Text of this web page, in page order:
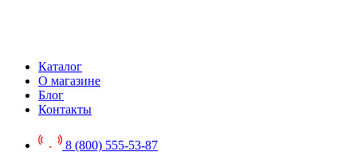
Каталог
О магазине
Блог
Контакты
8 (800) 555-53-87